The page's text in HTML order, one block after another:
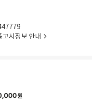
고시정보 안내
원